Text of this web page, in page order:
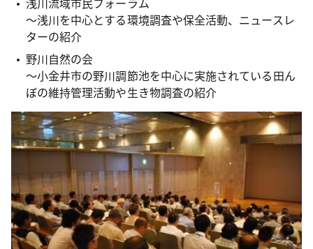
～浅川を中心とする環境調査や保全活動、ニュースレ
ターの紹介
野川自然の会
～小金井市の野川調節池を中心に実施されている田ん
ぼの維持管理活動や生き物調査の紹介